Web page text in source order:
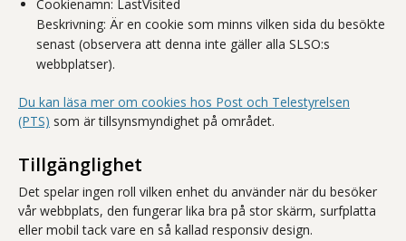
Cookienamn: LastVisited
Beskrivning: Är en cookie som minns vilken sida du besökte
senast (observera att denna inte gäller alla SLSO:s
webbplatser).
Du kan läsa mer om cookies hos Post och Telestyrelsen
(PTS) som är tillsynsmyndighet på området.
Tillgänglighet
Det spelar ingen roll vilken enhet du använder när du besöker
vår webbplats, den fungerar lika bra på stor skärm, surfplatta
eller mobil tack vare en så kallad responsiv design.